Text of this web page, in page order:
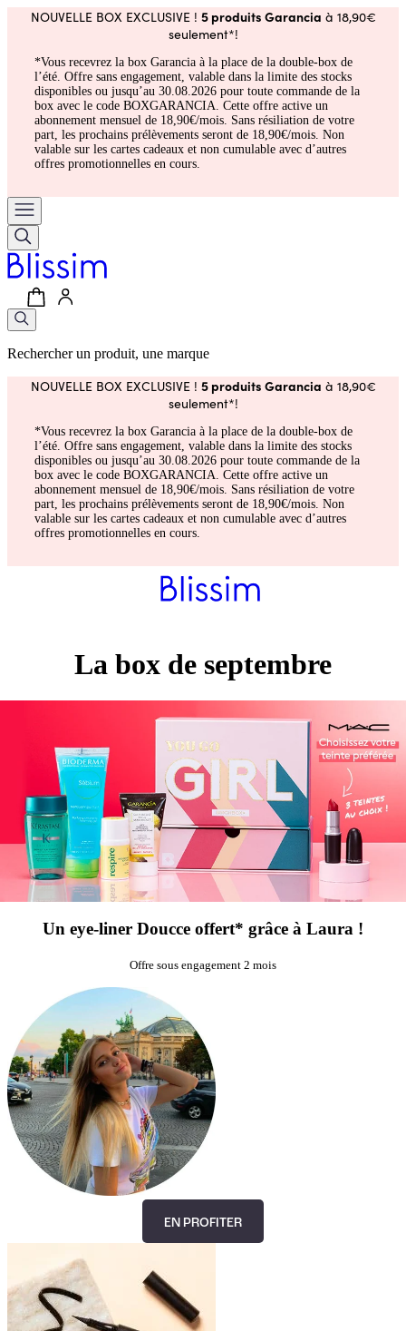
NOUVELLE BOX EXCLUSIVE ! 5 produits Garancia à 18,90€
seulement*!
*Vous recevrez la box Garancia à la place de la double-box de
l’été. Offre sans engagement, valable dans la limite des stocks
disponibles ou jusqu’au 30.08.2026 pour toute commande de la
box avec le code BOXGARANCIA. Cette offre active un
abonnement mensuel de 18,90€/mois. Sans résiliation de votre
part, les prochains prélèvements seront de 18,90€/mois. Non
valable sur les cartes cadeaux et non cumulable avec d’autres
offres promotionnelles en cours.
Rechercher un produit, une marque
NOUVELLE BOX EXCLUSIVE ! 5 produits Garancia à 18,90€
seulement*!
*Vous recevrez la box Garancia à la place de la double-box de
l’été. Offre sans engagement, valable dans la limite des stocks
disponibles ou jusqu’au 30.08.2026 pour toute commande de la
box avec le code BOXGARANCIA. Cette offre active un
abonnement mensuel de 18,90€/mois. Sans résiliation de votre
part, les prochains prélèvements seront de 18,90€/mois. Non
valable sur les cartes cadeaux et non cumulable avec d’autres
offres promotionnelles en cours.
La box de septembre
Un eye-liner Doucce offert* grâce à Laura !
Offre sous engagement 2 mois
EN PROFITER